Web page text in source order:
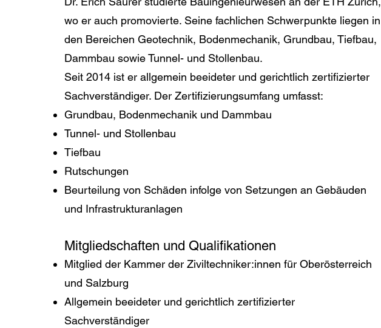
wo er auch promovierte. Seine fachlichen Schwerpunkte liegen in
den Bereichen Geotechnik, Bodenmechanik, Grundbau, Tiefbau,
Dammbau sowie Tunnel- und Stollenbau.
Seit 2014 ist er allgemein beeideter und gerichtlich zertifizierter
Sachverständiger. Der Zertifizierungsumfang umfasst:
Grundbau, Bodenmechanik und Dammbau
Tunnel- und Stollenbau
Tiefbau
Rutschungen
Beurteilung von Schäden infolge von Setzungen an Gebäuden
und Infrastrukturanlagen
Mitgliedschaften und Qualifikationen
Mitglied der Kammer der Ziviltechniker:innen für Oberösterreich
und Salzburg
Allgemein beeideter und gerichtlich zertifizierter
Sachverständiger